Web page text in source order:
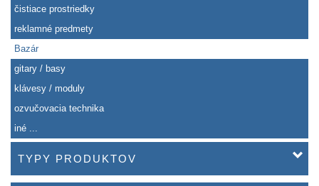
čistiace prostriedky
reklamné predmety
Bazár
gitary / basy
klávesy / moduly
ozvučovacia technika
iné ...
TYPY PRODUKTOV